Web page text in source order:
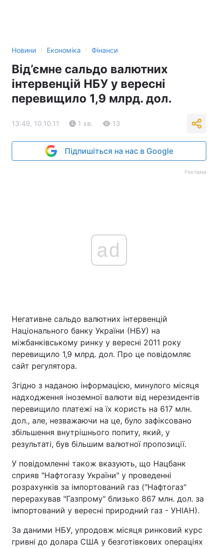
Новини › Економіка › Фінанси
Від’ємне сальдо валютних
інтервенцій НБУ у вересні
перевищило 1,9 млрд. дол.
13:49, 10.10.11 1 хв. 13
Підпишіться на нас в Google
Реклама
ad
Негативне сальдо валютних інтервенцій
Національного банку України (НБУ) на
міжбанківському ринку у вересні 2011 року
перевищило 1,9 млрд. дол. Про це повідомляє
сайт регулятора.
Згідно з наданою інформацією, минулого місяця
надходження іноземної валюти від нерезидентів
перевищило платежі на їх користь на 617 млн.
дол., але, незважаючи на це, було зафіксовано
збільшення внутрішнього попиту, який, у
результаті, був більшим валютної пропозиції.
У повідомленні також вказують, що Нацбанк
сприяв "Нафтогазу України" у проведенні
розрахунків за імпортований газ ("Нафтогаз"
перерахував "Газпрому" близько 867 млн. дол. за
імпортований у вересні природний газ - УНІАН).
За даними НБУ, упродовж місяця ринковий курс
гривні до долара США у безготівкових операціях